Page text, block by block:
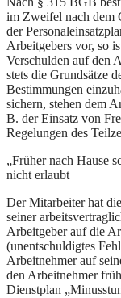
im Zweifel nach dem
der
Arbeitgebers vor, so
Verschulden auf den
stets die Grundsätze
Bestimmungen
sichern, stehen dem
B. der Einsatz von
Regelungen des
„Früher nach Hause
nicht erlaubt
Der Mitarbeiter hat
seiner
Arbeitgeber auf die
(unentschuldigtes
Arbeitnehmer auf
den Arbeitnehmer
Dienstplan